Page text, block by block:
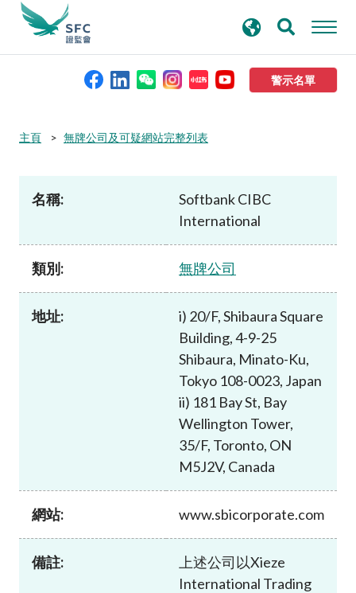
警示名單
本會簡介
資料庫
新聞稿及公布
尋
主頁 無牌公司及可疑網站完整列表
名稱:
Softbank CIBC
International
類別: 無牌公司
地址:
i) 20/F, Shibaura Square
Building, 4-9-25
Shibaura, Minato-Ku,
Tokyo 108-0023, Japan
ii) 181 Bay St, Bay
Wellington Tower,
35/F, Toronto, ON
M5J2V, Canada
網站: www.sbicorporate.com
備註:
上述公司以Xieze
International Trading